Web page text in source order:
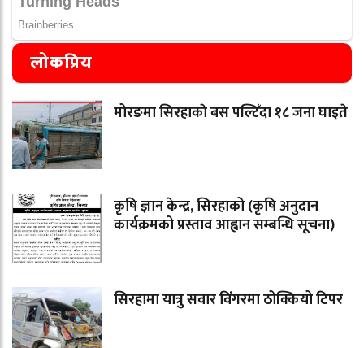
लोकप्रिय
मोरङमा सिरहाकाे बस पल्टिँदा १८ जना घाइते
कृषि ज्ञान केन्द्र, सिरहाको (कृषि अनुदान
कार्यक्रमको प्रस्ताव आह्वान सम्बन्धि सूचना)
सिरहामा यात्रु सवार विंगरमा ठोक्कियो टिपर